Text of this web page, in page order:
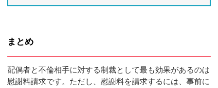
まとめ
配偶者と不倫相手に対する制裁として最も効果があるのは
慰謝料請求です。ただし、慰謝料を請求するには、事前に